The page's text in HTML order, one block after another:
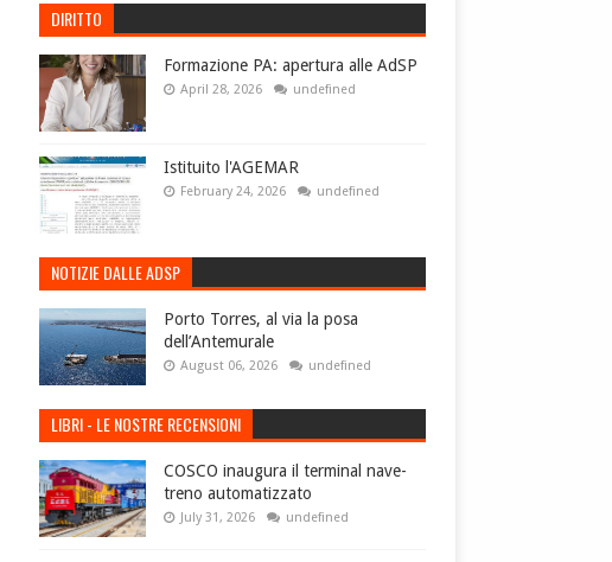
DIRITTO
Formazione PA: apertura alle AdSP
April 28, 2026 undefined
Istituito l'AGEMAR
February 24, 2026 undefined
NOTIZIE DALLE ADSP
Porto Torres, al via la posa
dell’Antemurale
August 06, 2026 undefined
LIBRI - LE NOSTRE RECENSIONI
COSCO inaugura il terminal nave-
treno automatizzato
July 31, 2026 undefined